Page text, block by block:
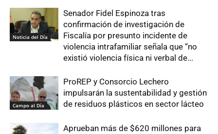
Noticia del Día
Senador Fidel Espinoza tras
confirmación de investigación de
Fiscalía por presunto incidente de
violencia intrafamiliar señala que “no
existió violencia física ni verbal de...
Campo al Día
ProREP y Consorcio Lechero
impulsarán la sustentabilidad y gestión
de residuos plásticos en sector lácteo
Aprueban más de $620 millones para